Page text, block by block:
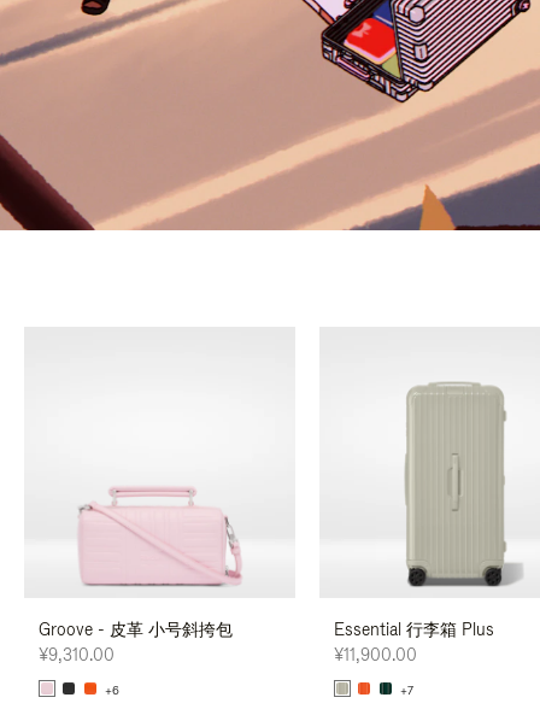
Groove - 皮革 小号斜挎包
¥9,310.00
+6
Essential 行李箱 Plus
¥11,900.00
+7